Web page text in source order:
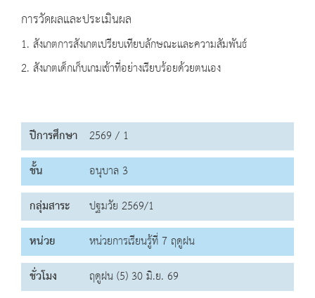
การวัดผลและประเมินผล
1. สังเกตการสังเกตเปรียบเทียบลักษณะและความสัมพันธ์
2. สังเกตเด็กเก็บเกมเข้าที่อย่างเรียบร้อยด้วยตนเอง
ปีการศึกษา 2569 / 1
ชั้น
อนุบาล 3
กลุ่มสาระ
ปฐมวัย 2569/1
หน่วย
หน่วยการเรียนรู้ที่ 7 ฤดูฝน
ชั่วโมง
ฤดูฝน (5) 30 มิ.ย. 69